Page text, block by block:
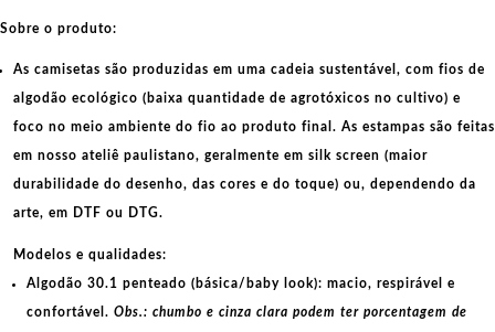
Sobre o produto:
As camisetas são produzidas em uma cadeia sustentável, com fios de
algodão ecológico (baixa quantidade de agrotóxicos no cultivo) e
foco no meio ambiente do fio ao produto final. As estampas são feitas
em nosso ateliê paulistano, geralmente em silk screen (maior
durabilidade do desenho, das cores e do toque) ou, dependendo da
arte, em DTF ou DTG.
Modelos e qualidades:
Algodão 30.1 penteado (básica/baby look): macio, respirável e
confortável. Obs.: chumbo e cinza clara podem ter porcentagem de